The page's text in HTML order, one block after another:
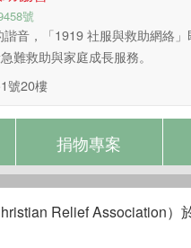
號
諧音，「1919 社服與救助網絡
難救助與家庭成長服務。
號20樓
捐物專案
Relief Association）